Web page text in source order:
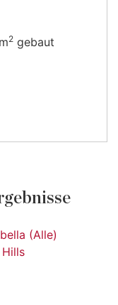
2 gebaut
(Alle)